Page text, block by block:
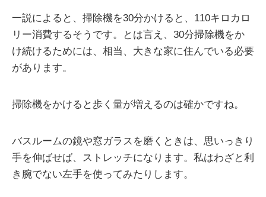
一説によると、掃除機を30分かけると、110キロカロ
リー消費するそうです。とは言え、30分掃除機をか
け続けるためには、相当、大きな家に住んでいる必要
があります。
掃除機をかけると歩く量が増えるのは確かですね。
バスルームの鏡や窓ガラスを磨くときは、思いっきり
手を伸ばせば、ストレッチになります。私はわざと利
き腕でない左手を使ってみたりします。